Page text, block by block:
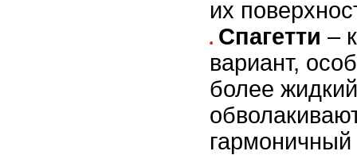
их
Спагетти –
вариант,
более
гармоничный